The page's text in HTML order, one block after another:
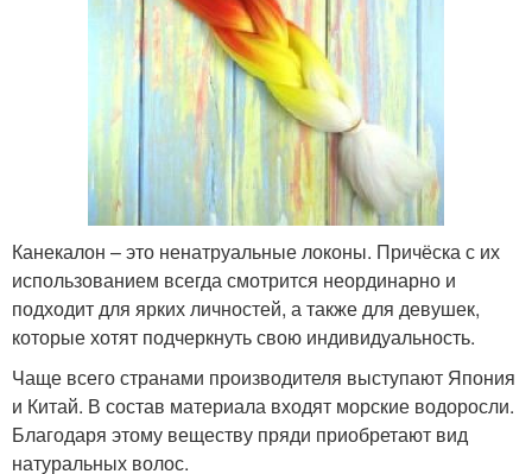
Канекалон – это ненатруальные локоны. Причёска с их
использованием всегда смотрится неординарно и
подходит для ярких личностей, а также для девушек,
которые хотят подчеркнуть свою индивидуальность.
Чаще всего странами производителя выступают Япония
и Китай. В состав материала входят морские водоросли.
Благодаря этому веществу пряди приобретают вид
натуральных волос.